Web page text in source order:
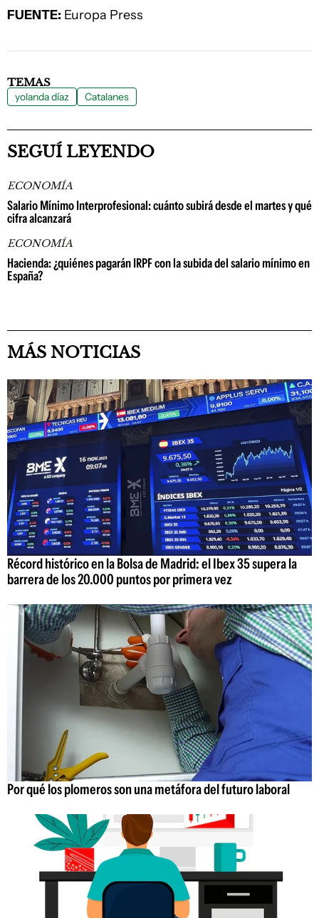
FUENTE: Europa Press
TEMAS
yolanda díaz Catalanes
SEGUÍ LEYENDO
ECONOMÍA
Salario Mínimo Interprofesional: cuánto subirá desde el martes y qué
cifra alcanzará
ECONOMÍA
Hacienda: ¿quiénes pagarán IRPF con la subida del salario mínimo en
España?
MÁS NOTICIAS
Récord histórico en la Bolsa de Madrid: el Ibex 35 supera la
barrera de los 20.000 puntos por primera vez
Por qué los plomeros son una metáfora del futuro laboral